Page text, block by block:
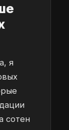
я
сотен